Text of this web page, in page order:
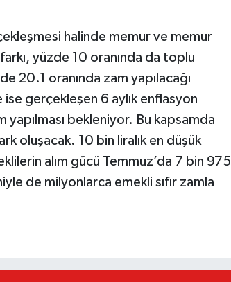
halinde memur ve memur
yüzde 10 oranında da toplu
20.1 oranında zam yapılacağı
gerçekleşen 6 aylık enflasyon
yapılması bekleniyor. Bu kapsamda
oluşacak. 10 bin liralık en düşük
alım gücü Temmuz’da 7 bin 975
de milyonlarca emekli sıfır zamla